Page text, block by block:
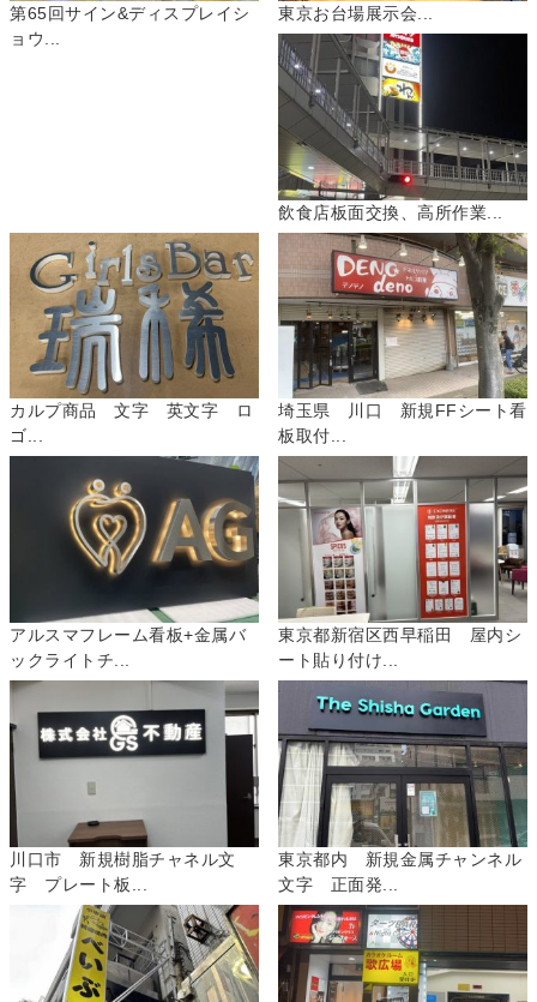
第65回サイン&ディスプレイシ
ョウ...
東京お台場展示会...
飲食店板面交換、高所作業...
カルプ商品 文字 英文字 ロ
ゴ...
埼玉県 川口 新規FFシート看
板取付...
アルスマフレーム看板+金属バ
ックライトチ...
東京都新宿区西早稲田 屋内シ
ート貼り付け...
川口市 新規樹脂チャネル文
字 プレート板...
東京都内 新規金属チャンネル
文字 正面発...